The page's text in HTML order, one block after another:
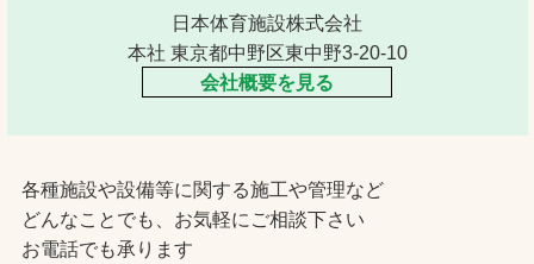
日本体育施設株式会社
本社 東京都中野区東中野3-20-10
会社概要を見る
各種施設や設備等に関する施工や管理など
どんなことでも、お気軽にご相談下さい
お電話でも承ります